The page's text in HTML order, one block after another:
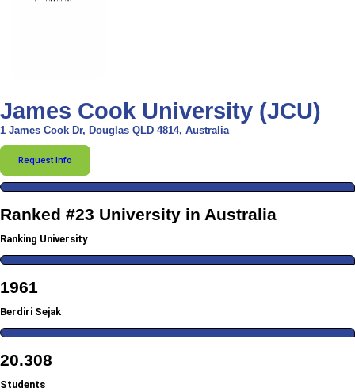
James Cook University (JCU)
1 James Cook Dr, Douglas QLD 4814, Australia
Request Info
Ranked #23 University in Australia
Ranking University
1961
Berdiri Sejak
20.308
Students